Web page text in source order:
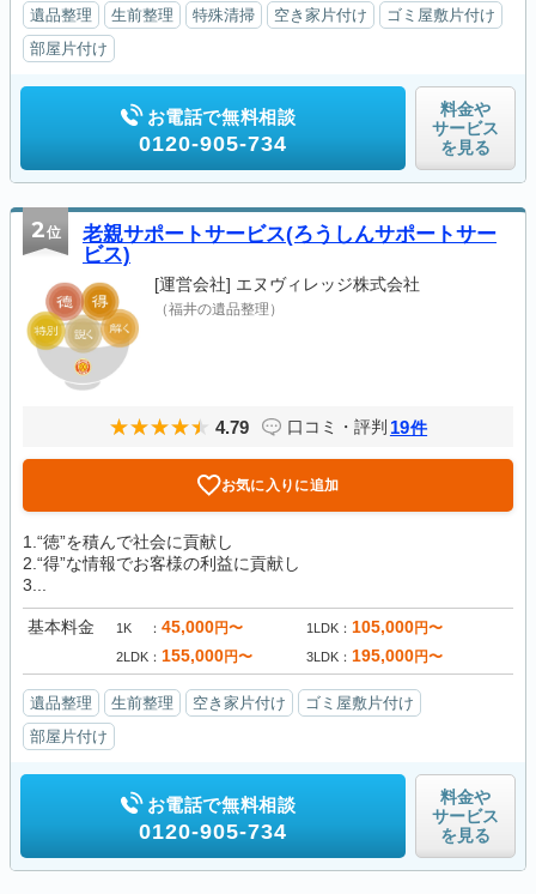
遺品整理 生前整理 特殊清掃 空き家片付け
ゴミ屋敷片付け
部屋片付け
お電話で無料相談
0120-905-734
料金や
サービス
を見る
2位
老親サポートサービス(ろうしんサポートサー
ビス)
[運営会社] エヌヴィレッジ株式会社
（福井の遺品整理）
4.79 口コミ・評判 19件
お気に入りに追加
1.“徳”を積んで社会に貢献し
2.“得”な情報でお客様の利益に貢献し
3...
基本料金 1K 45,000円〜 1LDK 105,000円〜
2LDK 155,000円〜 3LDK 195,000円〜
遺品整理 生前整理 空き家片付け
ゴミ屋敷片付け
部屋片付け
お電話で無料相談
0120-905-734
料金や
サービス
を見る